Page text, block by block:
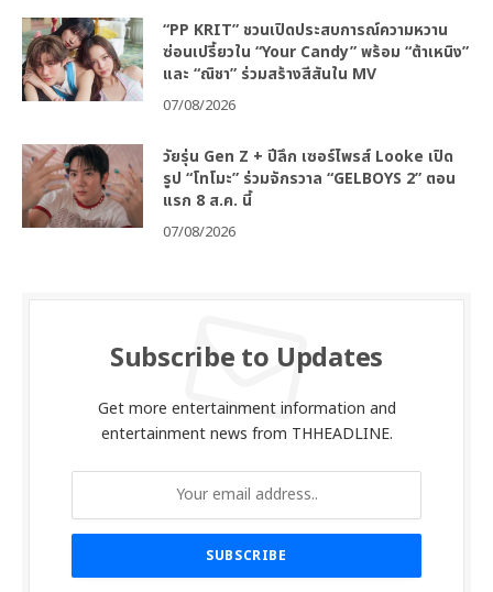
“PP KRIT” ชวนเปิดประสบการณ์ความหวาน
ซ่อนเปรี้ยวใน “Your Candy” พร้อม “ต้าเหนิง”
และ “ณิชา” ร่วมสร้างสีสันใน MV
07/08/2026
วัยรุ่น Gen Z + ปีลึก เซอร์ไพรส์ Looke เปิด
รูป “โทโมะ” ร่วมจักรวาล “GELBOYS 2” ตอน
แรก 8 ส.ค. นี้
07/08/2026
Subscribe to Updates
Get more entertainment information and
entertainment news from THHEADLINE.